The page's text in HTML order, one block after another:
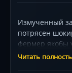
Измученный
потрясен
фермер якобы
собой. На
Читать